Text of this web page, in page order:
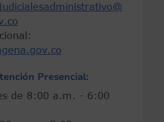
Presencial:
de 8:00 a.m. - 6:00